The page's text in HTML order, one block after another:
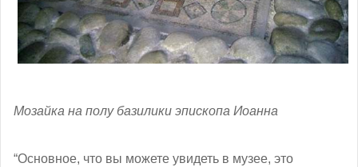
Мозайка на полу базилики эпископа Иоанна
“Основное, что вы можете увидеть в музее, это